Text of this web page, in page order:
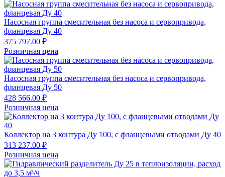
Насосная группа смесительная без насоса и сервопривода,
фланцевая Ду 40
375 797.00 ₽
Розничная цена
Насосная группа смесительная без насоса и сервопривода,
фланцевая Ду 50
428 566.00 ₽
Розничная цена
Коллектор на 3 контура Ду 100, с фланцевыми отводами Ду 40
313 237.00 ₽
Розничная цена